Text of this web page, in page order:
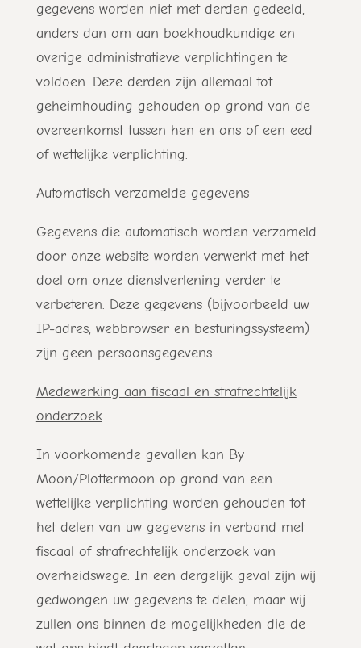
gegevens worden niet met derden gedeeld,
anders dan om aan boekhoudkundige en
overige administratieve verplichtingen te
voldoen. Deze derden zijn allemaal tot
geheimhouding gehouden op grond van de
overeenkomst tussen hen en ons of een eed
of wettelijke verplichting.
Automatisch verzamelde gegevens
Gegevens die automatisch worden verzameld
door onze website worden verwerkt met het
doel om onze dienstverlening verder te
verbeteren. Deze gegevens (bijvoorbeeld uw
IP-adres, webbrowser en besturingssysteem)
zijn geen persoonsgegevens.
Medewerking aan fiscaal en strafrechtelijk
onderzoek
In voorkomende gevallen kan By
Moon/Plottermoon op grond van een
wettelijke verplichting worden gehouden tot
het delen van uw gegevens in verband met
fiscaal of strafrechtelijk onderzoek van
overheidswege. In een dergelijk geval zijn wij
gedwongen uw gegevens te delen, maar wij
zullen ons binnen de mogelijkheden die de